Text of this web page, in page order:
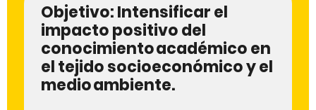
Objetivo:Intensificar el
impacto positivo del
conocimiento académico en
el tejido socioeconómico y el
medio ambiente.